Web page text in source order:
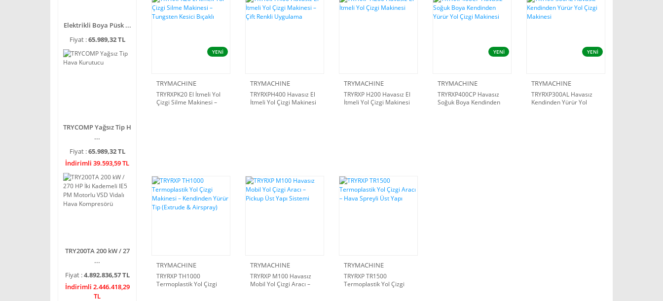
Elektrikli Boya Püsk ...
Fiyat :65.989,32 TL
TRYCOMP Yağsız Tip H
...
Fiyat :65.989,32 TL
İndirimli 39.593,59 TL
TRY200TA 200 kW / 27
...
Fiyat :4.892.836,57 TL
İndirimli 2.446.418,29
TL
YENİ
TRYMACHINE
TRYRXPK20 El İtmeli Yol
Çizgi Silme Makinesi –
TRYMACHINE
TRYRXPH400 Havasız El
İtmeli Yol Çizgi Makinesi
TRYMACHINE
TRYRXP H200 Havasız El
İtmeli Yol Çizgi Makinesi
YENİ
TRYMACHINE
TRYRXP400CP Havasız
Soğuk Boya Kendinden
YENİ
TRYMACHINE
TRYRXP300AL Havasız
Kendinden Yürür Yol
TRYMACHINE
TRYRXP TH1000
Termoplastik Yol Çizgi
TRYMACHINE
TRYRXP M100 Havasız
Mobil Yol Çizgi Aracı –
TRYMACHINE
TRYRXP TR1500
Termoplastik Yol Çizgi